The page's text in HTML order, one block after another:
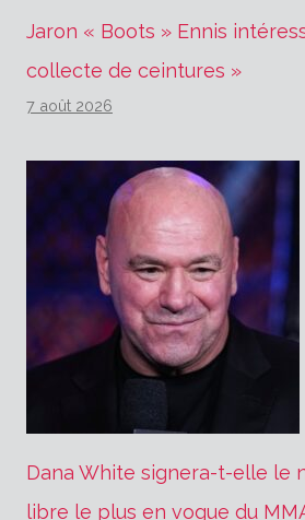
Jaron « Boots » Ennis
collecte de ceintures »
7 août 2026
Dana White signera-t-elle le
libre le plus en vogue du